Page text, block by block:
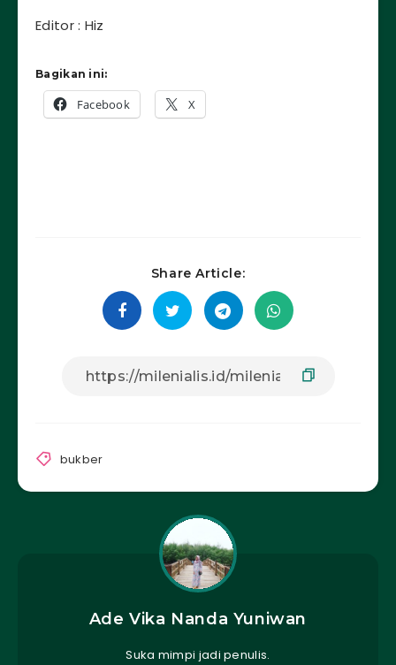
Editor : Hiz
Bagikan ini:
Facebook X
Share Article:
bukber
Ade Vika Nanda Yuniwan
Suka mimpi jadi penulis.